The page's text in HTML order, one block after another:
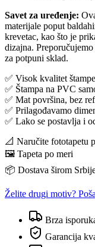
Savet za uređenje:
materijale poput
krevetac, kao što je
dizajna.
za potpuni sklad.
✅ Visok kvalitet
✅ Štampa na PVC
✅ Mat površina, bez
✅ Prilagođavamo
✅ Lako se postavlja i
📐 Naručite fototapetu
🖼️ Tapeta po meri
📦 Dostava širom
Želite drugi motiv?
Brza
Garancija